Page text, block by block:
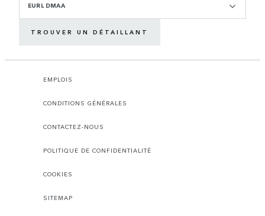
EURL DMAA
TROUVER UN DÉTAILLANT
EMPLOIS
CONDITIONS GÉNÉRALES
CONTACTEZ-NOUS
POLITIQUE DE CONFIDENTIALITÉ
COOKIES
SITEMAP